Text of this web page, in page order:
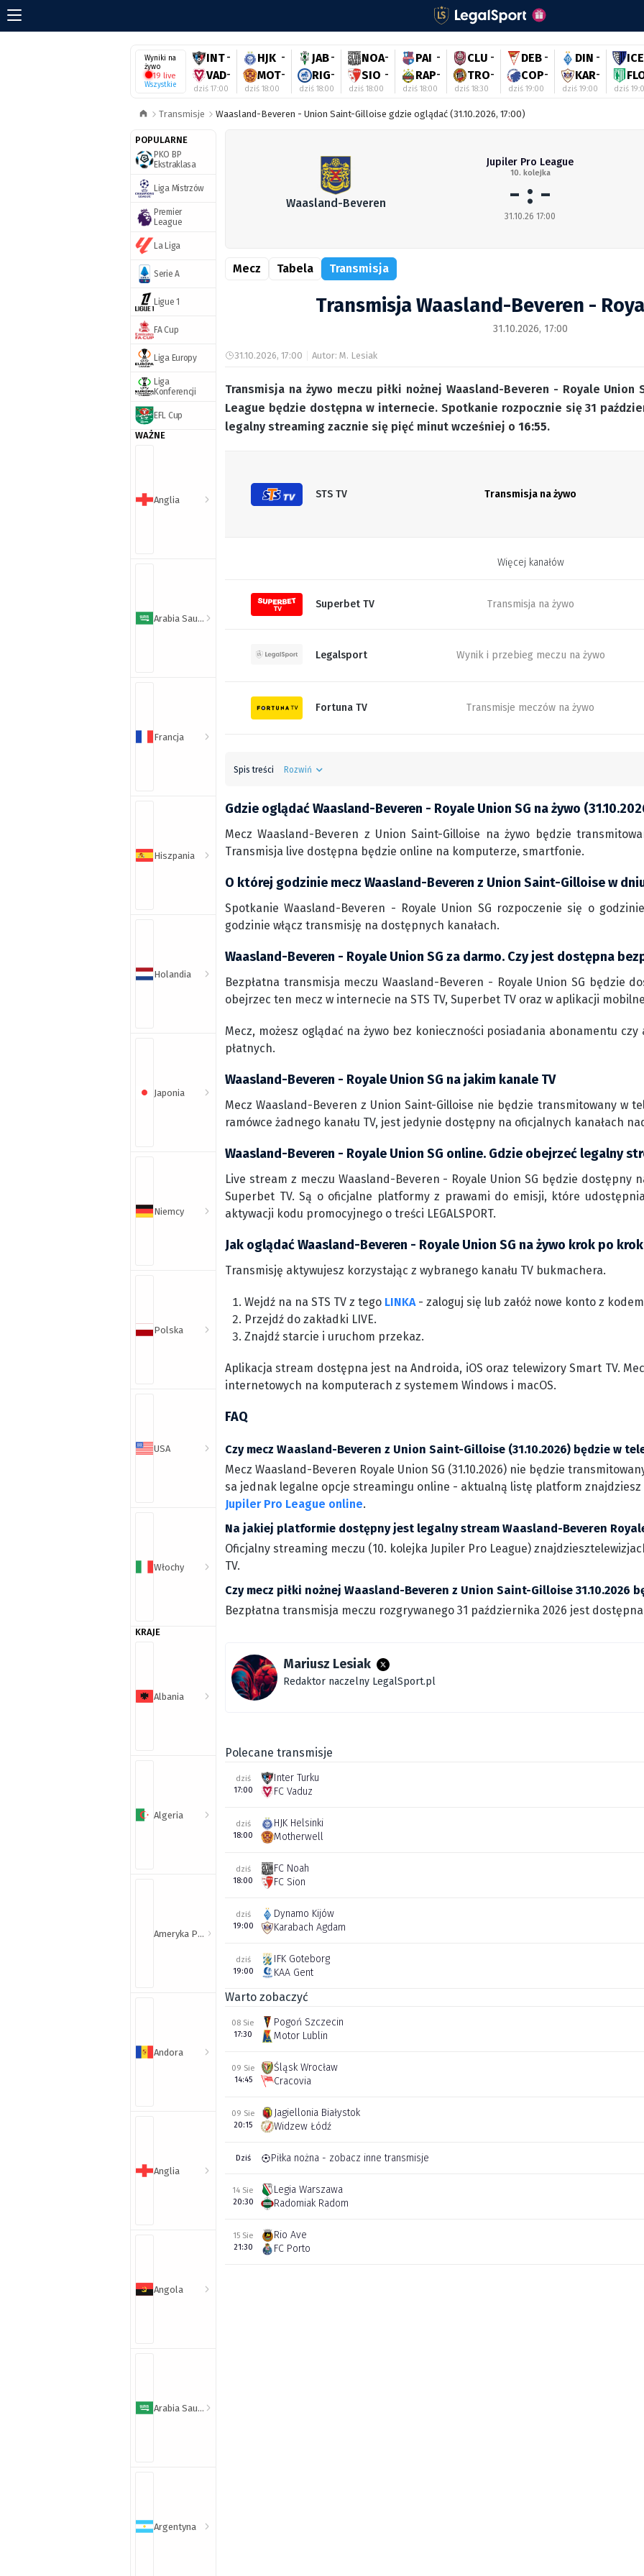
Wyniki na
żywo
19 live
Wszystkie
INT-
VAD-
dziś 17:00
HJK -
MOT-
dziś 18:00
JAB-
RIG-
dziś 18:00
NOA-
SIO -
dziś 18:00
PAI -
RAP-
dziś 18:00
CLU -
TRO-
dziś 18:30
DEB -
COP-
dziś 19:00
DIN -
KAR-
dziś 19:00
ICE
dziś
Transmisje Waasland-Beveren - Union Saint-Gilloise gdzie oglądać (31.10.2026, 17:00)
POPULARNE
PKO BP
Ekstraklasa
Liga Mistrzów
Premier
League
La Liga
Serie A
Ligue 1
FA Cup
Liga Europy
Liga
Konferencji
EFL Cup
WAŻNE
Anglia
Arabia Saudyjska
Francja
Hiszpania
Holandia
Japonia
Niemcy
Polska
USA
Włochy
KRAJE
Albania
Algeria
Ameryka Północna i Południowa
Andora
Anglia
Angola
Arabia Saudyjska
Argentyna
Waasland-Beveren
Jupiler Pro League
10. kolejka
- : -
31.10.26 17:00
Mecz Tabela Transmisja
Transmisja Waasland-Beveren -
31.10.2026, 17:00
31.10.2026, 17:00 Autor: M. Lesiak
Transmisja na żywo meczu piłki nożnej Waasland-Beveren - Royale Union
League będzie dostępna w internecie. Spotkanie rozpocznie się 31
legalny streaming zacznie się pięć minut wcześniej o 16:55.
STS TV Transmisja na żywo
Więcej kanałów
Superbet TV Transmisja na żywo
Legalsport Wynik i przebieg meczu na żywo
Fortuna TV Transmisje meczów na żywo
Spis treści Rozwiń
Gdzie oglądać Waasland-Beveren - Royale Union SG na żywo
Mecz Waasland-Beveren z Union Saint-Gilloise na żywo będzie
Transmisja live dostępna będzie online na komputerze, smartfonie.
O której godzinie mecz Waasland-Beveren z Union Saint-Gilloise w
Spotkanie Waasland-Beveren - Royale Union SG rozpoczenie się o
godzinie włącz transmisję na dostępnych kanałach.
Waasland-Beveren - Royale Union SG za darmo. Czy jest dostępna
Bezpłatna transmisja meczu Waasland-Beveren - Royale Union SG będzie
obejrzec ten mecz w internecie na STS TV, Superbet TV oraz w aplikacji
Mecz, możesz oglądać na żywo bez konieczności posiadania abonamentu
płatnych.
Waasland-Beveren - Royale Union SG na jakim kanale TV
Mecz Waasland-Beveren z Union Saint-Gilloise nie będzie transmitowany w
ramówce żadnego kanału TV, jest jedynie dostępny na oficjalnych kanałach
Waasland-Beveren - Royale Union SG online. Gdzie obejrzeć legalny
Live stream z meczu Waasland-Beveren - Royale Union SG będzie dostępny
Superbet TV. Są o oficjalne platformy z prawami do emisji, które
aktywacji kodu promocyjnego o treści LEGALSPORT.
Jak oglądać Waasland-Beveren - Royale Union SG na żywo krok po
Transmisję aktywujesz korzystając z wybranego kanału TV bukmachera.
Wejdź na na STS TV z tego LINKA- zaloguj się lub załóż nowe konto z kodem
Przejdź do zakładki LIVE.
Znajdź starcie i uruchom przekaz.
Aplikacja stream dostępna jest na Androida, iOS oraz telewizory Smart TV.
internetowych na komputerach z systemem Windows i macOS.
FAQ
Czy mecz Waasland-Beveren z Union Saint-Gilloise (31.10.2026) będzie w
Mecz Waasland-Beveren Royale Union SG (31.10.2026) nie będzie
sa jednak legalne opcje streamingu online - aktualną listę platform znajdziesz
Jupiler Pro League online.
Na jakiej platformie dostępny jest legalny stream Waasland-Beveren
Oficjalny streaming meczu (10. kolejka Jupiler Pro League)
TV.
Czy mecz piłki nożnej Waasland-Beveren z Union Saint-Gilloise 31.10.2026
Bezpłatna transmisja meczu rozgrywanego 31 października 2026 jest dostępna
Mariusz Lesiak
Redaktor naczelny LegalSport.pl
Polecane transmisje
dziś
17:00
Inter Turku
FC Vaduz
dziś
18:00
HJK Helsinki
Motherwell
dziś
18:00
FC Noah
FC Sion
dziś
19:00
Dynamo Kijów
Karabach Agdam
dziś
19:00
IFK Goteborg
KAA Gent
Warto zobaczyć
08 Sie
17:30
Pogoń Szczecin
Motor Lublin
09 Sie
14:45
Śląsk Wrocław
Cracovia
09 Sie
20:15
Jagiellonia Białystok
Widzew Łódź
Dziś Piłka nożna - zobacz inne transmisje
14 Sie
20:30
Legia Warszawa
Radomiak Radom
15 Sie
21:30
Rio Ave
FC Porto